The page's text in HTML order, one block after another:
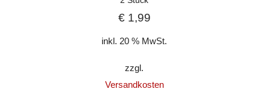
€1,99
inkl. 20 % MwSt.
zzgl.
Versandkosten